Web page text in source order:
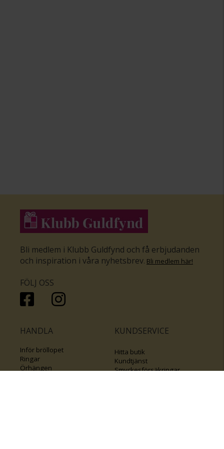
Bli medlem i Klubb Guldfynd och få erbjudanden
och inspiration i våra nyhetsbrev. Bli medlem här!
FÖLJ OSS
HANDLA
Inför bröllopet
Ringar
Örhängen
KUNDSERVICE
Hitta butik
Kundtjänst
Smyckesförsäkringar